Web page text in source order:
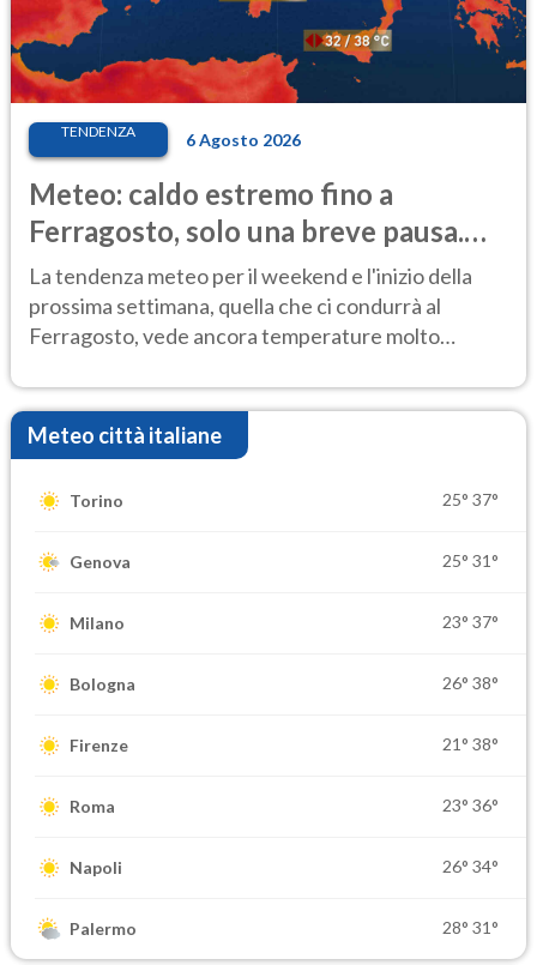
TENDENZA 6 Agosto 2026
Meteo: caldo estremo fino a
Ferragosto, solo una breve pausa.
Ecco dove
La tendenza meteo per il weekend e l'inizio della
prossima settimana, quella che ci condurrà al
Ferragosto, vede ancora temperature molto
Meteo città italiane
Torino 25° 37°
Genova 25° 31°
Milano 23° 37°
Bologna 26° 38°
Firenze 21° 38°
Roma 23° 36°
Napoli 26° 34°
Palermo 28° 31°